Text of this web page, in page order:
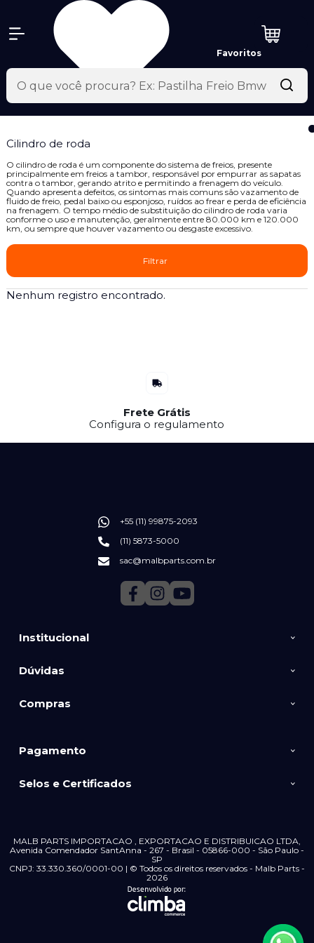
Favoritos
Cilindro de roda
O cilindro de roda é um componente do sistema de freios, presente
principalmente em freios a tambor, responsável por empurrar as sapatas
contra o tambor, gerando atrito e permitindo a frenagem do veículo.
Quando apresenta defeitos, os sintomas mais comuns são vazamento de
fluido de freio, pedal baixo ou esponjoso, ruídos ao frear e perda de eficiência
na frenagem. O tempo médio de substituição do cilindro de roda varia
conforme o uso e manutenção, geralmente entre 80.000 km e 120.000
km, ou sempre que houver vazamento ou desgaste excessivo.
Filtrar
Nenhum registro encontrado.
Frete Grátis
Configura o regulamento
Institucional
Dúvidas
Compras
+55 (11) 99875-2093
(11) 5873-5000
sac@malbparts.com.br
Pagamento
Selos e Certificados
MALB PARTS IMPORTACAO , EXPORTACAO E DISTRIBUICAO LTDA,
Avenida Comendador SantAnna - 267 - Brasil - 05866-000 - São Paulo -
SP
CNPJ: 33.330.360/0001-00 | © Todos os direitos reservados - Malb Parts -
2026